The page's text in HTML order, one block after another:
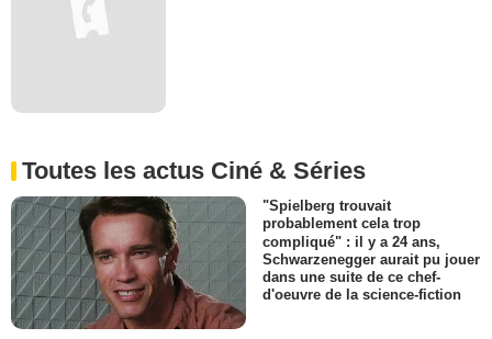
Toutes les actus Ciné & Séries
"Spielberg trouvait
probablement cela trop
compliqué" : il y a 24 ans,
Schwarzenegger aurait pu jouer
dans une suite de ce chef-
d'oeuvre de la science-fiction